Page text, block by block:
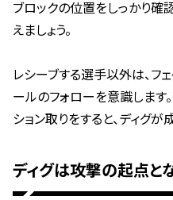
ブロックの位置をしっかり確
えましょう。
レシーブする選手以外は、フ
ールのフォローを意識します
ション取りをすると、ディグが
ディグは攻撃の起点と